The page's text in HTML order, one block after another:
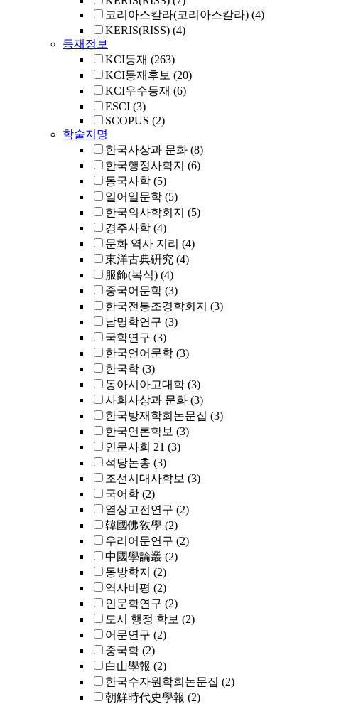
코리아스칼라(코리아스칼라) (4)
KERIS(RISS) (4)
등재정보
KCI등재 (263)
KCI등재후보 (20)
KCI우수등재 (6)
ESCI (3)
SCOPUS (2)
학술지명
한국사상과 문화 (8)
한국행정사학지 (6)
동국사학 (5)
일어일문학 (5)
한국의사학회지 (5)
경주사학 (4)
문화 역사 지리 (4)
東洋古典硏究 (4)
服飾(복식) (4)
중국어문학 (3)
한국전통조경학회지 (3)
남명학연구 (3)
국학연구 (3)
한국언어문학 (3)
한국학 (3)
동아시아고대학 (3)
사회사상과 문화 (3)
한국방재학회논문집 (3)
한국언론학보 (3)
인문사회 21 (3)
석당논총 (3)
조선시대사학보 (3)
국어학 (2)
열상고전연구 (2)
韓國佛敎學 (2)
우리어문연구 (2)
中國學論叢 (2)
동방학지 (2)
역사비평 (2)
인문학연구 (2)
도시 행정 학보 (2)
어문연구 (2)
중국학 (2)
白山學報 (2)
한국수자원학회논문집 (2)
朝鮮時代史學報 (2)